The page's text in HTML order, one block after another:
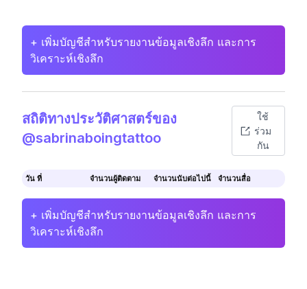
+ เพิ่มบัญชีสำหรับรายงานข้อมูลเชิงลึก และการ
วิเคราะห์เชิงลึก
สถิติทางประวัติศาสตร์ของ
@sabrinaboingtattoo
ใช้
ร่วม
กัน
วัน ที่ จำนวนผู้ติดตาม จำนวนนับต่อไปนี้ จำนวนสื่อ
+ เพิ่มบัญชีสำหรับรายงานข้อมูลเชิงลึก และการ
วิเคราะห์เชิงลึก